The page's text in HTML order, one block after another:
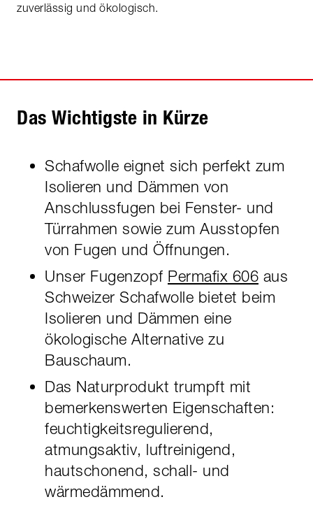
zuverlässig und ökologisch.
Das Wichtigste in Kürze
Schafwolle eignet sich perfekt zum
Isolieren und Dämmen von
Anschlussfugen bei Fenster- und
Türrahmen sowie zum Ausstopfen
von Fugen und Öffnungen.
Unser Fugenzopf Permafix 606 aus
Schweizer Schafwolle bietet beim
Isolieren und Dämmen eine
ökologische Alternative zu
Bauschaum.
Das Naturprodukt trumpft mit
bemerkenswerten Eigenschaften:
feuchtigkeitsregulierend,
atmungsaktiv, luftreinigend,
hautschonend, schall- und
wärmedämmend.